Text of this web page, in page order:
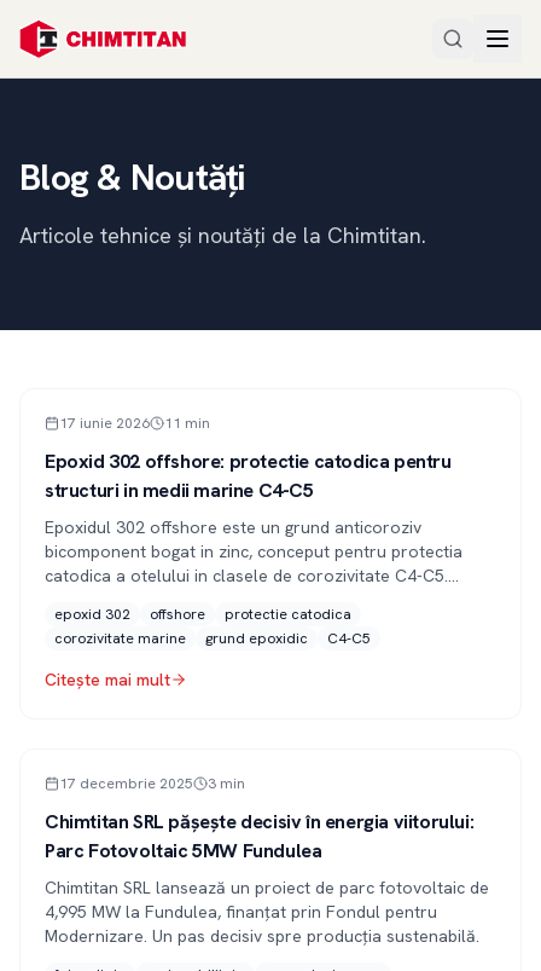
Blog & Noutăți
Articole tehnice și noutăți de la Chimtitan.
ARTICOL
17 iunie 2026 11 min
Epoxid 302 offshore: protectie catodica pentru
structuri in medii marine C4-C5
Epoxidul 302 offshore este un grund anticoroziv
bicomponent bogat in zinc, conceput pentru protectia
catodica a otelului in clasele de corozivitate C4-C5.
mecanismul galvanic: zincul se corodeaza preferential,
protejand otelul chiar si in zonele cu microfisuri ale
peliculei.
epoxid 302 offshore
protectie catodica
corozivitate marine
grund epoxidic C4-C5
Citește mai mult
PRESĂ
17 decembrie 2025 3 min
Chimtitan SRL pășește decisiv în energia viitorului:
Parc Fotovoltaic 5MW Fundulea
Chimtitan SRL lansează un proiect de parc fotovoltaic de
4,995 MW la Fundulea, finanțat prin Fondul pentru
Modernizare. Un pas decisiv spre producția sustenabilă.